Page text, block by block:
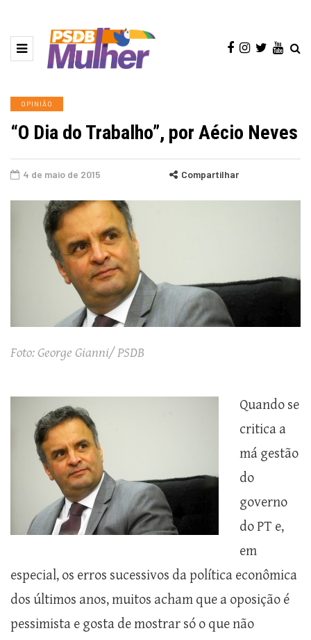
OPINIÃO
“O Dia do Trabalho”, por Aécio Neves
4 de maio de 2015 Compartilhar
Foto: George Gianni/ PSDB
Quando se
critica a
má gestão
do
governo
do PT e,
em
especial, os erros sucessivos da política econômica
dos últimos anos, muitos acham que a oposição é
pessimista e gosta de mostrar só o que não